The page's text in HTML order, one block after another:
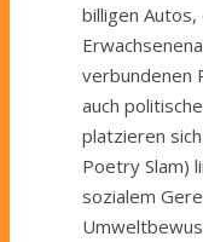
billigen
verbundenen
auch
platzieren
Poetry Slam)
sozialem